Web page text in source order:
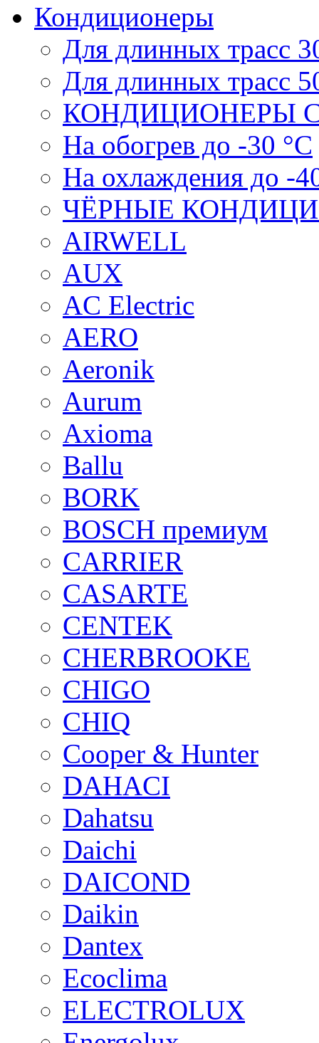
Кондиционеры
Для длинных трасс
Для длинных трасс
КОНДИЦИОНЕРЫ
На обогрев до -30 °С
На охлаждения до -
ЧЁРНЫЕ
AIRWELL
AUX
AC Electric
AERO
Aeronik
Aurum
Axioma
Ballu
BORK
BOSCH премиум
CARRIER
CASARTE
CENTEK
CHERBROOKE
CHIGO
CHIQ
Cooper & Hunter
DAHACI
Dahatsu
Daichi
DAICOND
Daikin
Dantex
Ecoclima
ELECTROLUX